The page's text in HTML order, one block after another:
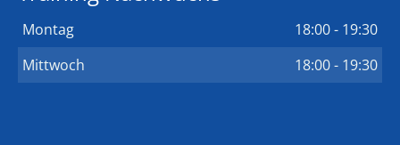
Montag
18:00 - 19:30
Mittwoch
18:00 - 19:30